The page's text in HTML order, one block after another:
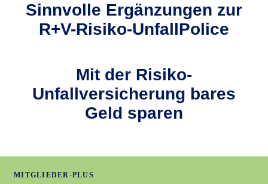
Sinnvolle Ergän­zungen zur
R+V-Risiko-UnfallPolice
Mit der Risiko-
Unfallversicherung bares
Geld sparen
MITGLIEDER-PLUS